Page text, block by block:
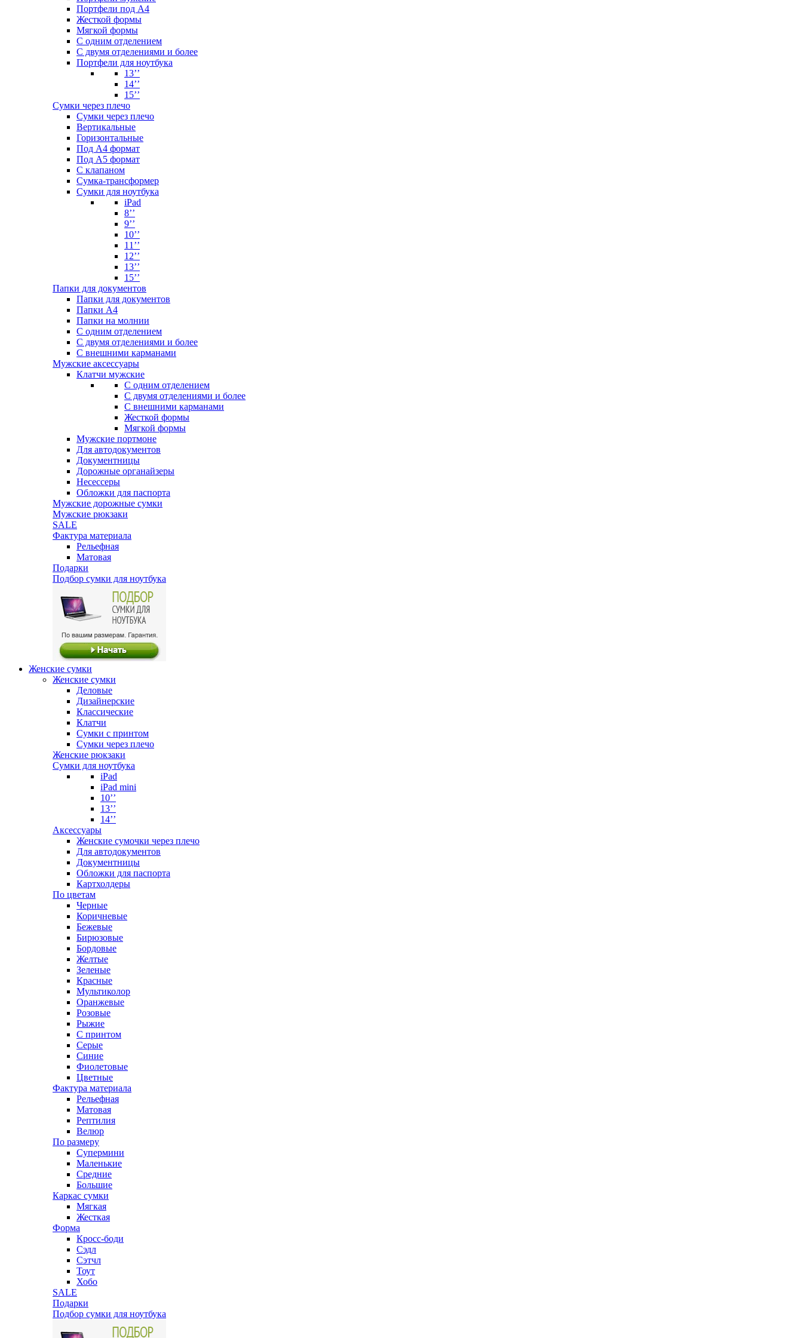
Портфели под А4
Жесткой формы
Мягкой формы
С одним отделением
С двумя отделениями и более
Портфели для ноутбука
13’’
14’’
15’’
Сумки через плечо
Сумки через плечо
Вертикальные
Горизонтальные
Под А4 формат
Под А5 формат
С клапаном
Сумка-трансформер
Сумки для ноутбука
iPad
8’’
9’’
10’’
11’’
12’’
13’’
15’’
Папки для документов
Папки для документов
Папки А4
Папки на молнии
С одним отделением
С двумя отделениями и более
С внешними карманами
Мужские аксессуары
Клатчи мужские
С одним отделением
С двумя отделениями и более
С внешними карманами
Жесткой формы
Мягкой формы
Мужские портмоне
Для автодокументов
Документницы
Дорожные органайзеры
Несессеры
Обложки для паспорта
Мужские дорожные сумки
Мужские рюкзаки
SALE
Фактура материала
Рельефная
Матовая
Подарки
Подбор сумки для ноутбука
Женские сумки
Женские сумки
Деловые
Дизайнерские
Классические
Клатчи
Сумки с принтом
Сумки через плечо
Женские рюкзаки
Сумки для ноутбука
iPad
iPad mini
10’’
13’’
14’’
Аксессуары
Женские сумочки через плечо
Для автодокументов
Документницы
Обложки для паспорта
Картхолдеры
По цветам
Черные
Коричневые
Бежевые
Бирюзовые
Бордовые
Желтые
Зеленые
Красные
Мультиколор
Оранжевые
Розовые
Рыжие
С принтом
Серые
Синие
Фиолетовые
Цветные
Фактура материала
Рельефная
Матовая
Рептилия
Велюр
По размеру
Супермини
Маленькие
Средние
Большие
Каркас сумки
Мягкая
Жесткая
Форма
Кросс-боди
Сэдл
Сэтчл
Тоут
Хобо
SALE
Подарки
Подбор сумки для ноутбука